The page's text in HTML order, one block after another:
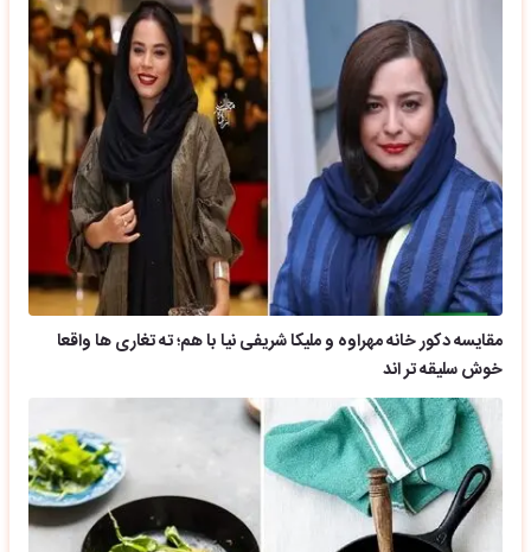
مقایسه دکور خانه مهراوه و ملیکا شریفی نیا با هم؛ ته تغاری ها واقعا
خوش سلیقه تر اند